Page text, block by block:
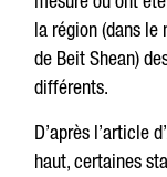
la région (dans le
de Beit Shean)
différents.
D’après l’article
haut, certaines